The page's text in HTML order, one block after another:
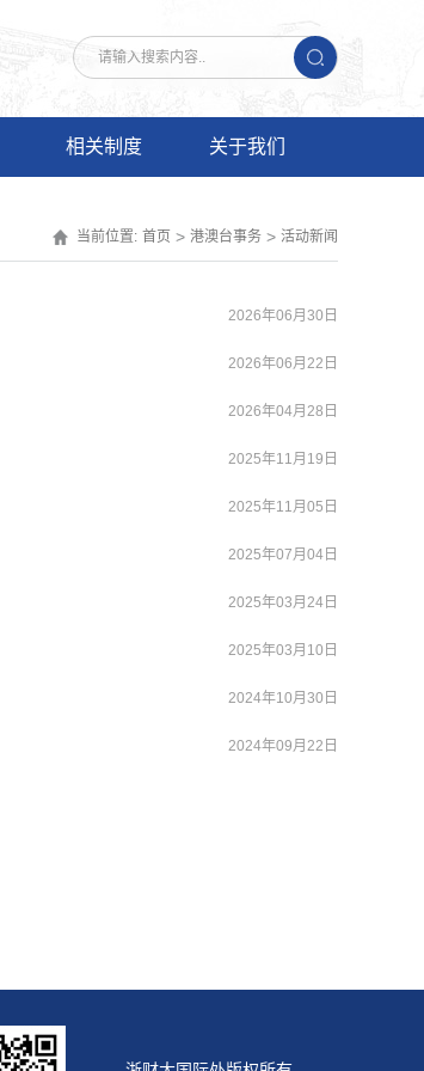
相关制度 关于我们
当前位置: 首页 > 港澳台事务 > 活动新闻
2026年06月30日
2026年06月22日
2026年04月28日
2025年11月19日
2025年11月05日
2025年07月04日
2025年03月24日
2025年03月10日
2024年10月30日
2024年09月22日